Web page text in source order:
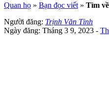
Quan họ » Bạn đọc viết » Tìm
Người đăng: Trịnh Văn Tỉnh
Ngày đăng: Tháng 3 9, 2023 -